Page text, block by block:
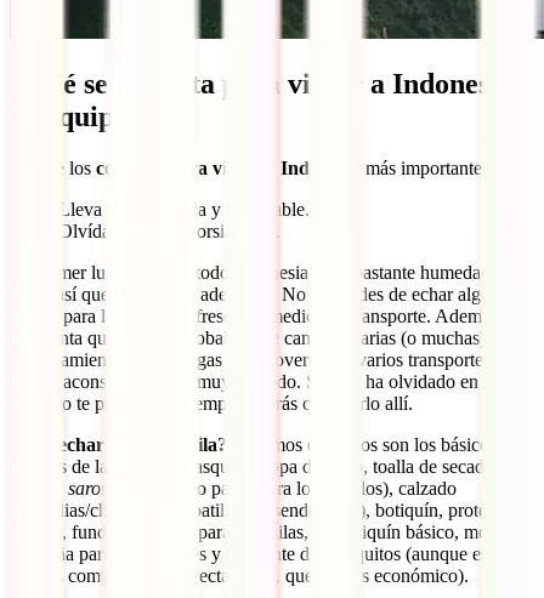
¿Qué se necesita para viajar a Indonesia?
El equipaje
Dos de los consejos para viajar a Indonesia
más importantes son:
Lleva ropa cómoda y traspirable.
Olvídate de los “porsiacaso”.
En primer lugar, en casi todo Indonesia hace bastante humedad y
calor, así que llevar ropa adecuada. No te olvides de echar algo de
abrigo para lugares más frescos y medios de transporte. Además, ten
en cuenta que es muy probable que cambies varias (o muchas) veces
de alojamiento y que tengas que moverte por varios transportes, así
que es aconsejable no ir muy cargado. Si se te ha olvidado en casa
algo, no te preocupes, siempre podrás comprarlo allí.
¿Qué echar en la mochila?
Diríamos que estos son los básicos,
además de la ropa: chubasquero, ropa de baño, toalla de secado
sarong
(pañuelo o pareo para los templos), calzado
(sandalias/chanclas y zapatillas de senderismo), botiquín, protectores
solares, fundas de lluvia para mochilas, un botiquín básico, mochila
pequeña para excursiones y repelente de mosquitos (aunque este
puedes comprarlo allí directamente, que es más económico).